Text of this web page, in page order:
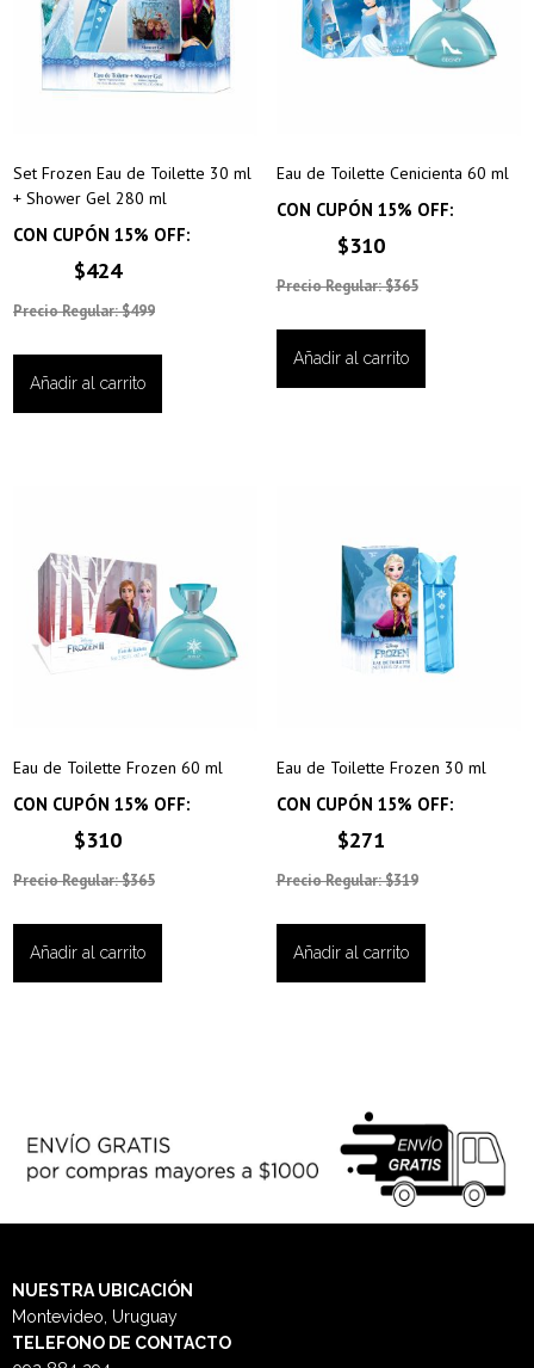
Set Frozen Eau de Toilette 30 ml
+ Shower Gel 280 ml
CON CUPÓN 15% OFF:
$424
Precio Regular: $499
Añadir al carrito
Eau de Toilette Cenicienta 60 ml
CON CUPÓN 15% OFF:
$310
Precio Regular: $365
Añadir al carrito
Eau de Toilette Frozen 60 ml
CON CUPÓN 15% OFF:
$310
Precio Regular: $365
Añadir al carrito
Eau de Toilette Frozen 30 ml
CON CUPÓN 15% OFF:
$271
Precio Regular: $319
Añadir al carrito
NUESTRAUBICACIÓN
Montevideo, Uruguay
TELEFONO DE CONTACTO